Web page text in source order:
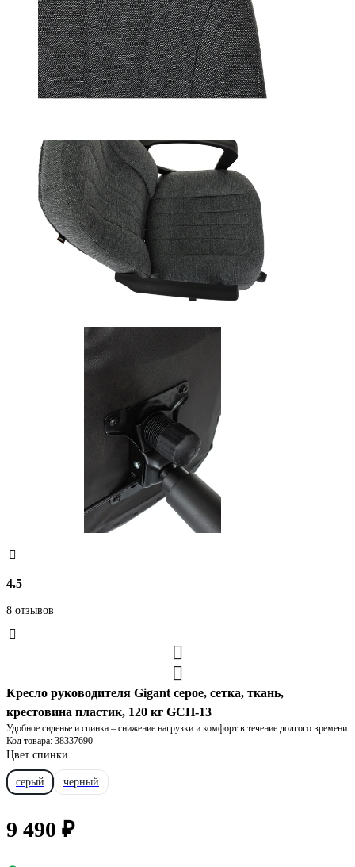
4.5
8 отзывов
Кресло руководителя Gigant серое, сетка, ткань,
крестовина пластик, 120 кг GCH-13
Удобное сиденье и спинка – снижение нагрузки и комфорт в течение долгого времени
Код товара: 38337690
Цвет спинки
серый черный
9 490 ₽